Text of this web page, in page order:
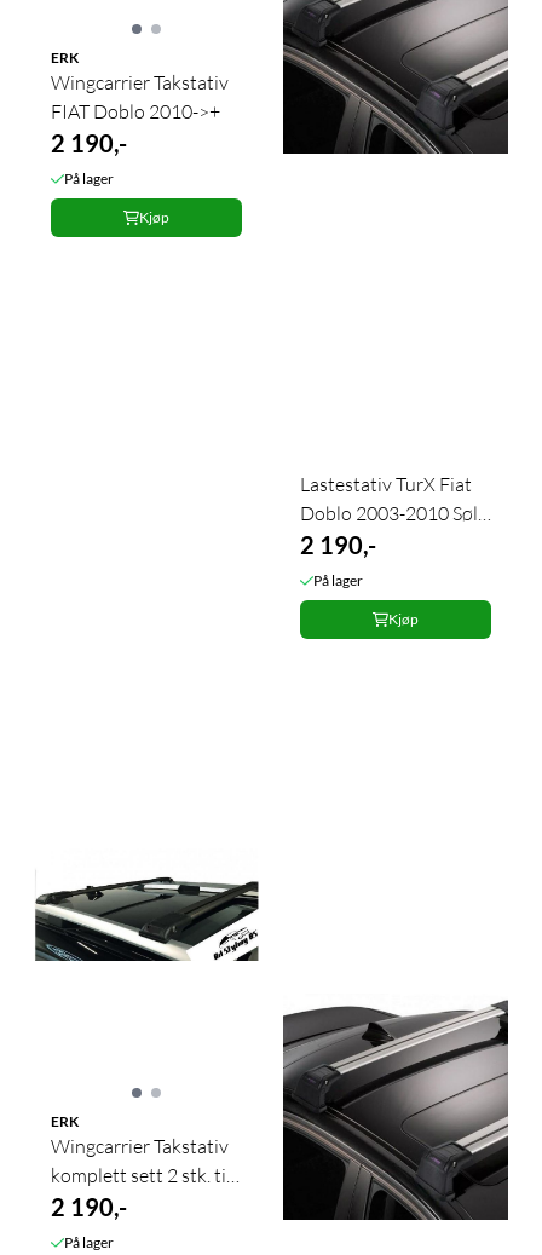
ERK
Wingcarrier Takstativ
FIAT Doblo 2010->+
2 190,-
På lager
Kjøp
Lastestativ TurX Fiat
Doblo 2003-2010 Sølv
2 stk.
2 190,-
På lager
Kjøp
ERK
Wingcarrier Takstativ
komplett sett 2 stk. til
åpen rails sort
2 190,-
På lager